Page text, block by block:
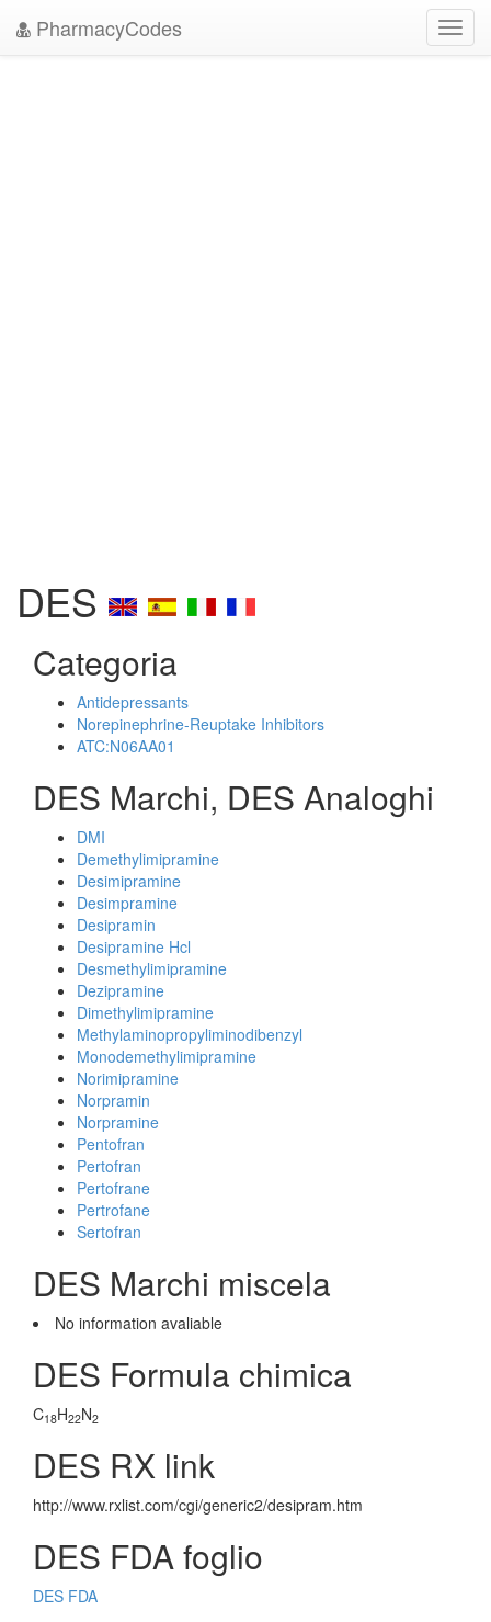
PharmacyCodes
DES
Categoria
Antidepressants
Norepinephrine-Reuptake Inhibitors
ATC:N06AA01
DES Marchi, DES Analoghi
DMI
Demethylimipramine
Desimipramine
Desimpramine
Desipramin
Desipramine Hcl
Desmethylimipramine
Dezipramine
Dimethylimipramine
Methylaminopropyliminodibenzyl
Monodemethylimipramine
Norimipramine
Norpramin
Norpramine
Pentofran
Pertofran
Pertofrane
Pertrofane
Sertofran
DES Marchi miscela
No information avaliable
DES Formula chimica
C18H22N2
DES RX link
http://www.rxlist.com/cgi/generic2/desipram.htm
DES FDA foglio
DES FDA